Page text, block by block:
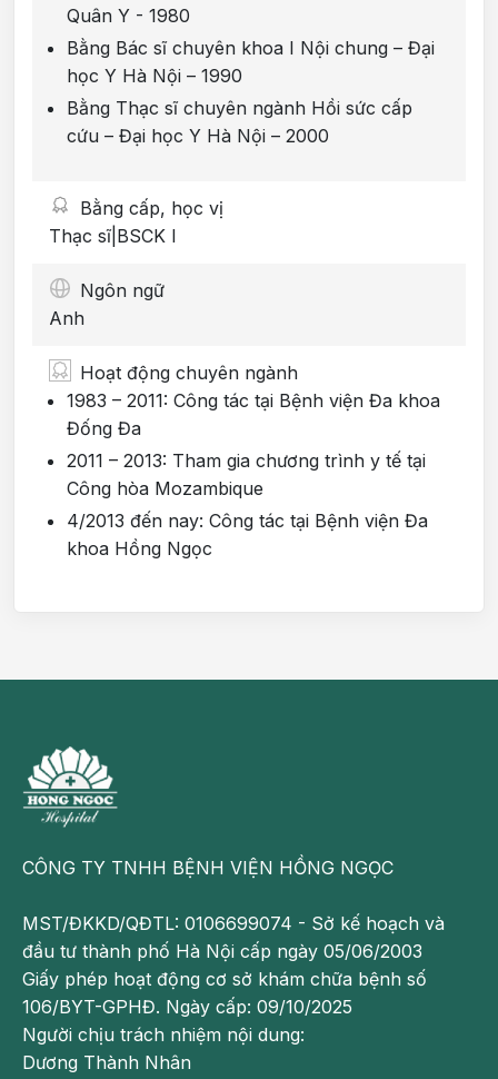
Quân Y - 1980
Bằng Bác sĩ chuyên khoa I Nội chung – Đại
học Y Hà Nội – 1990
Bằng Thạc sĩ chuyên ngành Hồi sức cấp
cứu – Đại học Y Hà Nội – 2000
Bằng cấp, học vị
Thạc sĩ|BSCK I
Ngôn ngữ
Anh
Hoạt động chuyên ngành
1983 – 2011: Công tác tại Bệnh viện Đa khoa
Đống Đa
2011 – 2013: Tham gia chương trình y tế tại
Công hòa Mozambique
4/2013 đến nay: Công tác tại Bệnh viện Đa
khoa Hồng Ngọc
CÔNG TY TNHH BỆNH VIỆN HỒNG NGỌC
MST/ĐKKD/QĐTL: 0106699074 - Sở kế hoạch và
đầu tư thành phố Hà Nội cấp ngày 05/06/2003
Giấy phép hoạt động cơ sở khám chữa bệnh số
106/BYT-GPHĐ. Ngày cấp: 09/10/2025
Người chịu trách nhiệm nội dung:
Dương Thành Nhân